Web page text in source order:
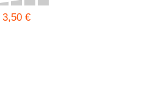
3,50 €